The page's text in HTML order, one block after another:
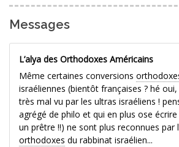
Messages
L’alya des Orthodoxes Américains
Même certaines conversions
israéliennes (bientôt françaises ? hé
très mal vu par les ultras israéliens !
agrégé de philo et qui en plus ose
un prêtre !!) ne sont plus reconnues par
orthodoxes du rabbinat israélien...